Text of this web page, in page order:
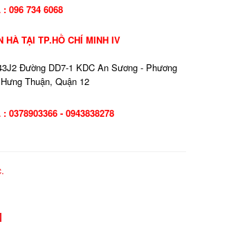
: 096 734 6068
HÀ TẠI TP.HỒ CHÍ MINH IV
Đường DD7-1 KDC An Sương - Phương
Thuận, Quận 12
0378903366 - 0943838278